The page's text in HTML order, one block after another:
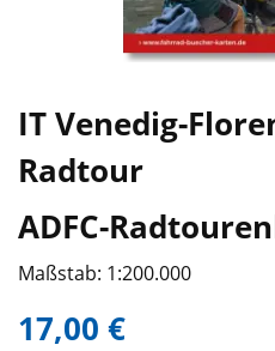
IT Venedig-
Radtour
ADFC-
Maßstab: 1:200.000
17,00 €